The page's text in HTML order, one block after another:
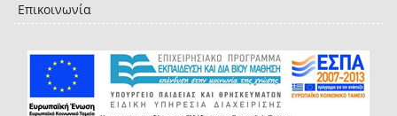
Επικοινωνία